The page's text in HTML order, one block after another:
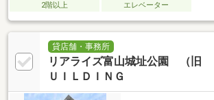
2階以上
エレベーター
貸店舗・事務所
リアライズ富山城址公園 （旧
ＵＩＬＤＩＮＧ